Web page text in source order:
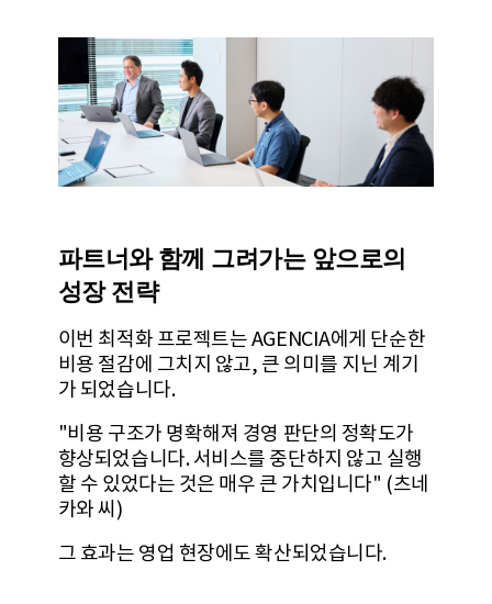
파트너와 함께 그려가는 앞으로의
성장 전략
이번 최적화 프로젝트는 AGENCIA에게 단순한
비용 절감에 그치지 않고, 큰 의미를 지닌 계기
가 되었습니다.
"비용 구조가 명확해져 경영 판단의 정확도가
향상되었습니다. 서비스를 중단하지 않고 실행
할 수 있었다는 것은 매우 큰 가치입니다" (츠네
카와 씨)
그 효과는 영업 현장에도 확산되었습니다.